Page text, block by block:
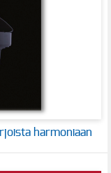
harmoniaan